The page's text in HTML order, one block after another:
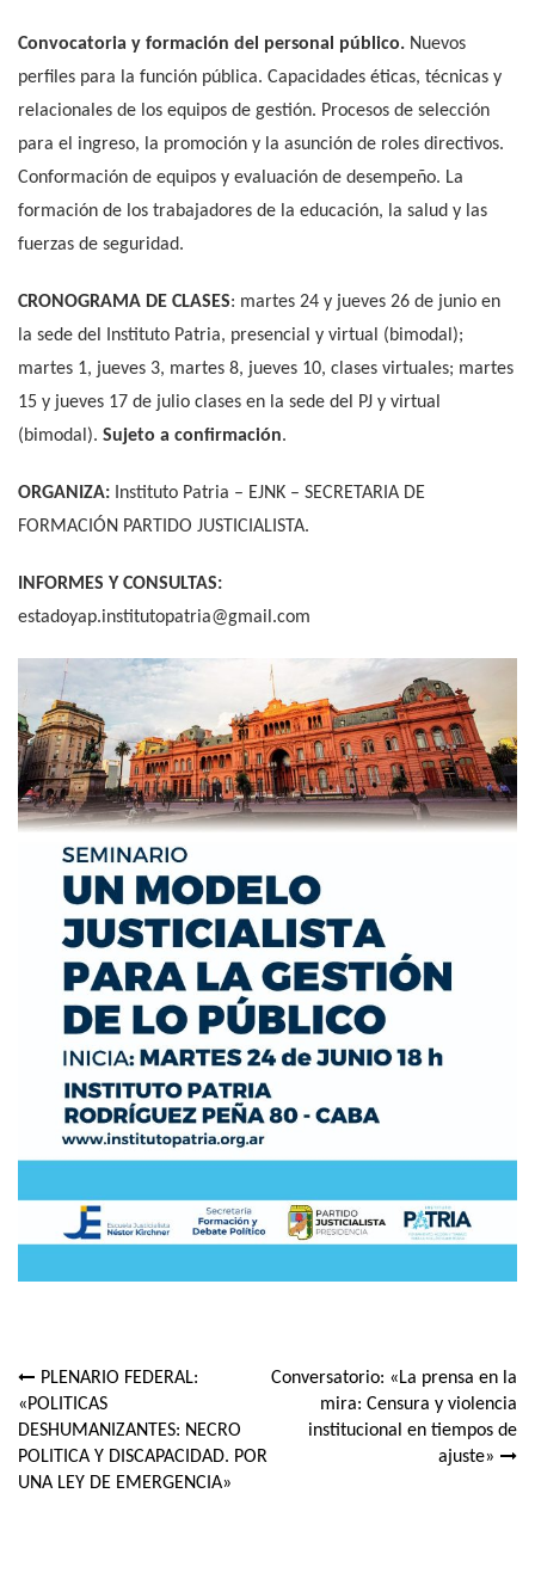
Convocatoria y formación del personal público. Nuevos
perfiles para la función pública. Capacidades éticas, técnicas y
relacionales de los equipos de gestión. Procesos de selección
para el ingreso, la promoción y la asunción de roles directivos.
Conformación de equipos y evaluación de desempeño. La
formación de los trabajadores de la educación, la salud y las
fuerzas de seguridad.
CRONOGRAMA DE CLASES: martes 24 y jueves 26 de junio en
la sede del Instituto Patria, presencial y virtual (bimodal);
martes 1, jueves 3, martes 8, jueves 10, clases virtuales; martes
15 y jueves 17 de julio clases en la sede del PJ y virtual
(bimodal). Sujeto a confirmación.
ORGANIZA: Instituto Patria – EJNK – SECRETARIA DE
FORMACIÓN PARTIDO JUSTICIALISTA.
INFORMES Y CONSULTAS:
estadoyap.institutopatria@gmail.com
Navegación
de
entradas
PLENARIO FEDERAL:
«POLITICAS
DESHUMANIZANTES: NECRO
POLITICA Y DISCAPACIDAD. POR
UNA LEY DE EMERGENCIA»
Conversatorio: «La prensa en la
mira: Censura y violencia
institucional en tiempos de
ajuste»